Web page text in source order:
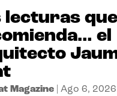
lecturas que
el
Magazine| Ago 6, 2026